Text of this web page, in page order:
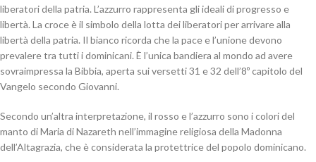
liberatori della patria. L’azzurro rappresenta gli ideali di progresso e
libertà. La croce è il simbolo della lotta dei liberatori per arrivare alla
libertà della patria. Il bianco ricorda che la pace e l’unione devono
prevalere tra tutti i dominicani. È l’unica bandiera al mondo ad avere
sovraimpressa la Bibbia, aperta sui versetti 31 e 32 dell’8º capitolo del
Vangelo secondo Giovanni.
Secondo un’altra interpretazione, il rosso e l’azzurro sono i colori del
manto di Maria di Nazareth nell’immagine religiosa della Madonna
dell’Altagrazia, che è considerata la protettrice del popolo dominicano.